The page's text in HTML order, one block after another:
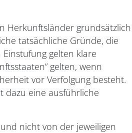
Herkunftsländer grundsätzlich
tatsächliche Gründe, die
Einstufung gelten klare
gelten, wenn
vor Verfolgung besteht.
dazu eine ausführliche
nicht von der jeweiligen